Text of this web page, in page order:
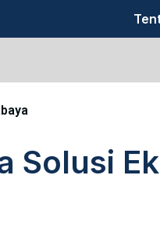
Solusi